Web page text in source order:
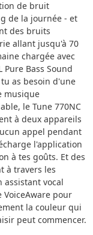
de bruit
de la journée - et
des bruits
allant jusqu'à 70
chargée avec
Bass Sound
as besoin d'une
musique
le Tune 770NC
à deux appareils
appel pendant
l'application
à tes goûts. Et des
à travers les
assistant vocal
pour
la couleur qui
peut commencer.